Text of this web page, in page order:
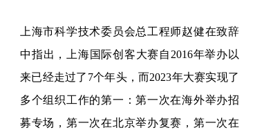
上海市科学技术委员会总工程师赵健在致辞
中指出，上海国际创客大赛自2016年举办以
来已经走过了7个年头，而2023年大赛实现了
多个组织工作的第一：第一次在海外举办招
募专场，第一次在北京举办复赛，第一次在